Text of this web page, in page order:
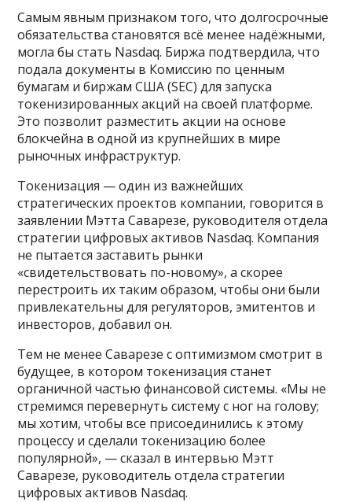
Самым явным признаком того, что долгосрочные
обязательства становятся всё менее надёжными,
могла бы стать Nasdaq. Биржа подтвердила, что
подала документы в Комиссию по ценным
бумагам и биржам США (SEC) для запуска
токенизированных акций на своей платформе.
Это позволит разместить акции на основе
блокчейна в одной из крупнейших в мире
рыночных инфраструктур.
Токенизация — один из важнейших
стратегических проектов компании, говорится в
заявлении Мэтта Саварезе, руководителя отдела
стратегии цифровых активов Nasdaq. Компания
не пытается заставить рынки
«свидетельствовать по-новому», а скорее
перестроить их таким образом, чтобы они были
привлекательны для регуляторов, эмитентов и
инвесторов, добавил он.
Тем не менее Саварезе с оптимизмом смотрит в
будущее, в котором токенизация станет
органичной частью финансовой системы. «Мы не
стремимся перевернуть систему с ног на голову;
мы хотим, чтобы все присоединились к этому
процессу и сделали токенизацию более
популярной», — сказал в интервью Мэтт
Саварезе, руководитель отдела стратегии
цифровых активов Nasdaq.